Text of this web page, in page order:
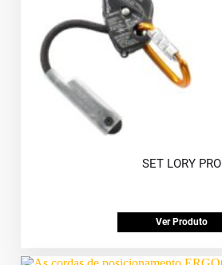
SET LORY PRO
Ver Produto